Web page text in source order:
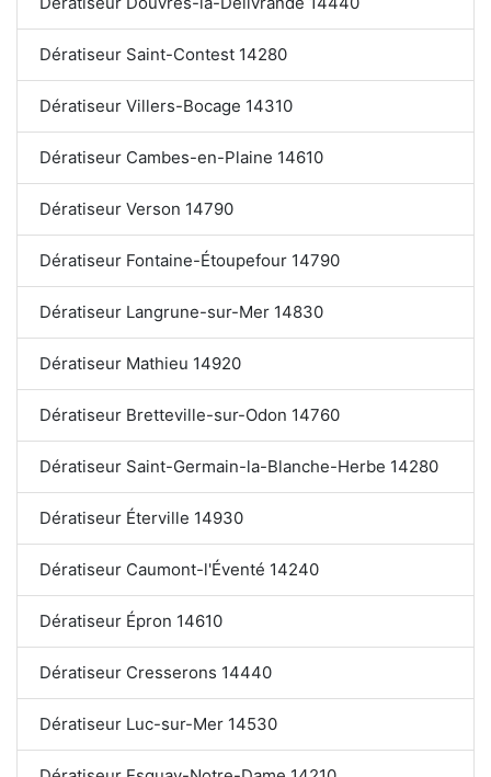
Dératiseur Saint-Contest 14280
Dératiseur Villers-Bocage 14310
Dératiseur Cambes-en-Plaine 14610
Dératiseur Verson 14790
Dératiseur Fontaine-Étoupefour 14790
Dératiseur Langrune-sur-Mer 14830
Dératiseur Mathieu 14920
Dératiseur Bretteville-sur-Odon 14760
Dératiseur Saint-Germain-la-Blanche-Herbe 14280
Dératiseur Éterville 14930
Dératiseur Caumont-l'Éventé 14240
Dératiseur Épron 14610
Dératiseur Cresserons 14440
Dératiseur Luc-sur-Mer 14530